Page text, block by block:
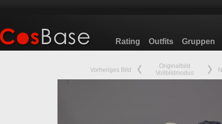
Rating Outfits Gruppen
Vorheriges Bild
Originalbild
Vollbildmodus